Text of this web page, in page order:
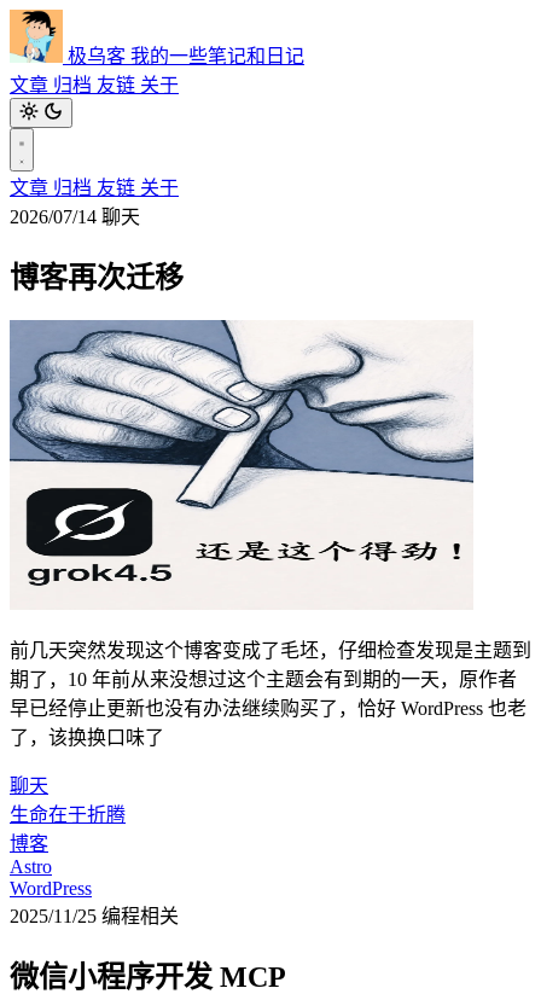
极乌客 我的一些笔记和日记
文章 归档 友链 关于
文章 归档 友链 关于
2026/07/14 聊天
博客再次迁移
前几天突然发现这个博客变成了毛坯，仔细检查发现是主题到
期了，10 年前从来没想过这个主题会有到期的一天，原作者
早已经停止更新也没有办法继续购买了，恰好 WordPress 也老
了，该换换口味了
聊天
生命在于折腾
博客
Astro
WordPress
2025/11/25 编程相关
微信小程序开发 MCP